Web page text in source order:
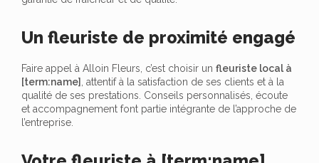
Un fleuriste de proximité engagé
Faire appel à Alloin Fleurs, c’est choisir un fleuriste local à
[term:name]
, attentif à la satisfaction de ses clients et à la
qualité de ses prestations. Conseils personnalisés, écoute
et accompagnement font partie intégrante de l’approche de
l’entreprise.